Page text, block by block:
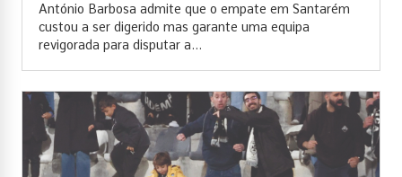
António Barbosa admite que o empate em Santarém
custou a ser digerido mas garante uma equipa
revigorada para disputar a...